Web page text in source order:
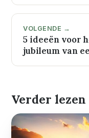
VOLGENDE →
5 ideeën voor
jubileum van
Verder lezen